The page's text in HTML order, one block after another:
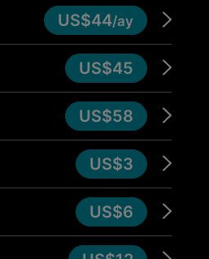
US$44/ay
US$45
US$58
US$3
US$6